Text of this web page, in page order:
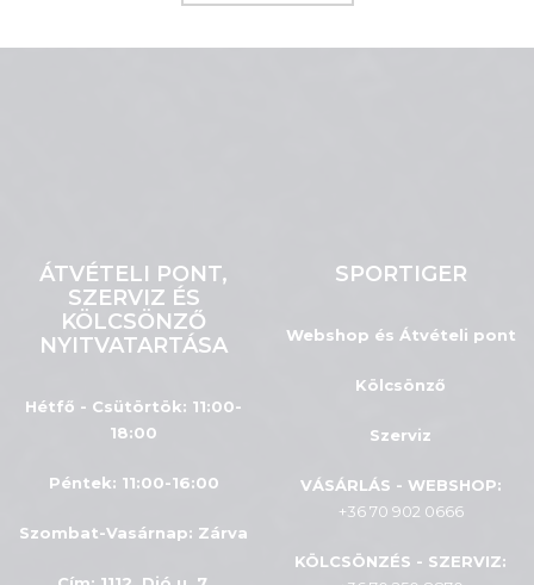
ÁTVÉTELI PONT,
SZERVIZ ÉS
KÖLCSÖNZŐ
NYITVATARTÁSA
Hétfő - Csütörtök: 11:00-
18:00
Péntek: 11:00-16:00
Szombat-Vasárnap: Zárva
SPORTIGER
Webshop és Átvételi pont
Kölcsönző
Szerviz
VÁSÁRLÁS - WEBSHOP:
+36 70 902 0666
KÖLCSÖNZÉS - SZERVIZ: